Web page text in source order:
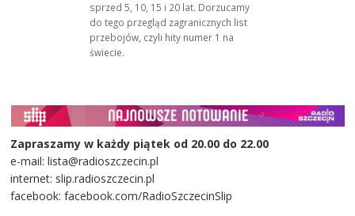
sprzed 5, 10, 15 i 20 lat. Dorzucamy
do tego przegląd zagranicznych list
przebojów, czyli hity numer 1 na
świecie.
Zapraszamy w każdy piątek od 20.00 do 22.00
e-mail: lista@radioszczecin.pl
internet: slip.radioszczecin.pl
facebook: facebook.com/RadioSzczecinSlip